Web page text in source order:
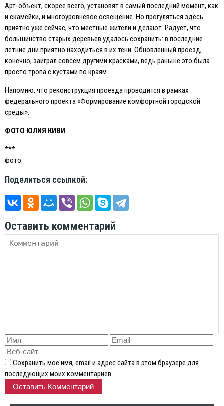
Арт-объект, скорее всего, установят в самый последний момент, как
и скамейки, и многоуровневое освещение. Но прогуляться здесь
приятно уже сейчас, что местные жители и делают. Радует, что
большинство старых деревьев удалось сохранить: в последние
летние дни приятно находиться в их тени. Обновленный проезд,
конечно, заиграл совсем другими красками, ведь раньше это была
просто тропа с кустами по краям.
Напомню, что реконструкция проезда проводится в рамках
федерального проекта «Формирование комфортной городской
среды».
ФОТО ЮЛИЯ КИВИ
***
фото:
Поделиться ссылкой:
Оставить комментарий
Сохранить моё имя, email и адрес сайта в этом браузере для
последующих моих комментариев.